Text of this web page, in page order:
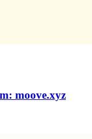
moove.xyz